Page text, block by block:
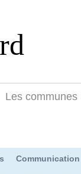
Les communes
Communication